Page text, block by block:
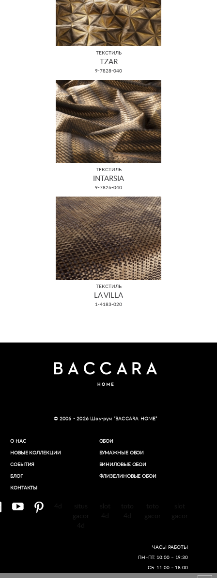
ТЕКСТИЛЬ
TZAR
9-7828-040
ТЕКСТИЛЬ
INTARSIA
9-7826-040
ТЕКСТИЛЬ
LA VILLA
1-4183-020
© 2006 - 2026 Шоу-рум “BACCARA HOME”
О НАС
НОВЫЕ КОЛЛЕКЦИИ
СОБЫТИЯ
БЛОГ
КОНТАКТЫ
ОБОИ
БУМАЖНЫЕ ОБОИ
ВИНИЛОВЫЕ ОБОИ​
ФЛИЗЕЛИНОВЫЕ ОБОИ
ЧАСЫ РАБОТЫ
ПН–ПТ: 10:00 – 19:30
СБ: 11:00 – 18:00